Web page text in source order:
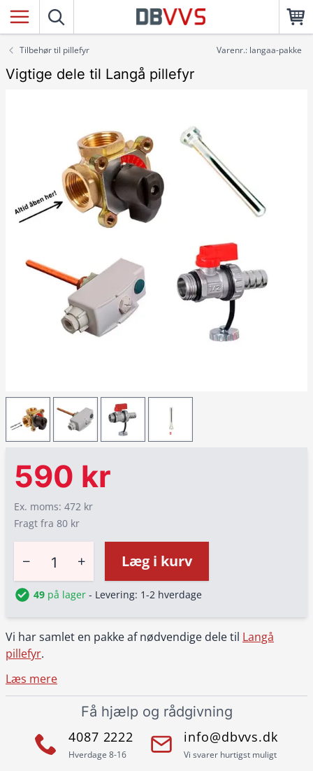
Tilbehør til pillefyr Varenr.: langaa-pakke
Vigtige dele til Langå pillefyr
Vi har samlet en pakke af nødvendige dele til Langå
pillefyr.
Læs mere
590 kr
Ex. moms: 472 kr
Fragt fra 80 kr
− + Læg i kurv
49 på lager - Levering: 1-2 hverdage
Få hjælp og rådgivning
4087 2222
Hverdage 8-16
info@dbvvs.dk
Vi svarer hurtigst muligt